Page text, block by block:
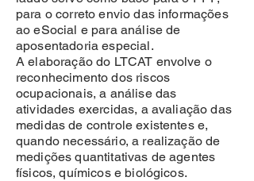
para o correto envio das informações
ao eSocial e para análise de
aposentadoria especial.
A elaboração do LTCAT envolve o
reconhecimento dos riscos
ocupacionais, a análise das
atividades exercidas, a avaliação das
medidas de controle existentes e,
quando necessário, a realização de
medições quantitativas de agentes
físicos, químicos e biológicos.